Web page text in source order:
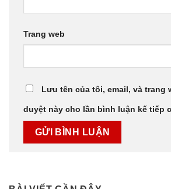
Trang web
Lưu tên của tôi, email, và trang
duyệt này cho lần bình luận kế tiếp